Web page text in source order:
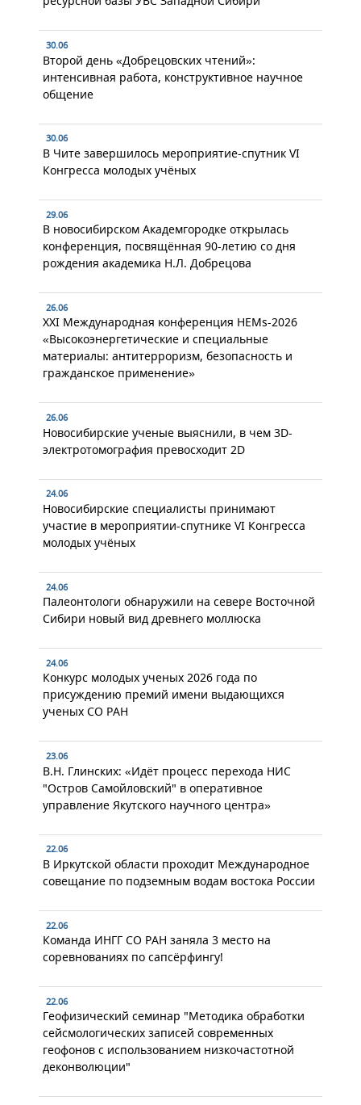
30.06
Второй день «Добрецовских чтений»:
интенсивная работа, конструктивное научное
общение
30.06
В Чите завершилось мероприятие-спутник VI
Конгресса молодых учёных
29.06
В новосибирском Академгородке открылась
конференция, посвящённая 90-летию со дня
рождения академика Н.Л. Добрецова
26.06
XXI Международная конференция HEMs-2026
«Высокоэнергетические и специальные
материалы: антитерроризм, безопасность и
гражданское применение»
26.06
Новосибирские ученые выяснили, в чем 3D-
электротомография превосходит 2D
24.06
Новосибирские специалисты принимают
участие в мероприятии-спутнике VI Конгресса
молодых учёных
24.06
Палеонтологи обнаружили на севере Восточной
Сибири новый вид древнего моллюска
24.06
Конкурс молодых ученых 2026 года по
присуждению премий имени выдающихся
ученых СО РАН
23.06
В.Н. Глинских: «Идёт процесс перехода НИС
"Остров Самойловский" в оперативное
управление Якутского научного центра»
22.06
В Иркутской области проходит Международное
совещание по подземным водам востока России
22.06
Команда ИНГГ СО РАН заняла 3 место на
соревнованиях по сапсёрфингу!
22.06
Геофизический семинар "Методика обработки
сейсмологических записей современных
геофонов с использованием низкочастотной
деконволюции"